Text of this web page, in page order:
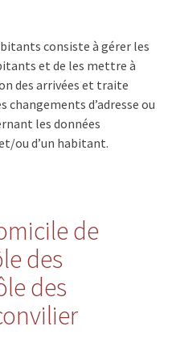
consiste à gérer les
et de les mettre à
des arrivées et traite
d’adresse ou
les données
ou d’un habitant.
de
des
des